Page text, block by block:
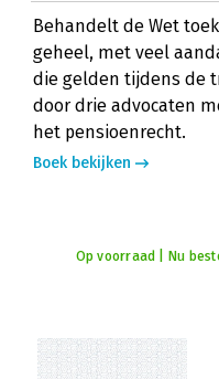
Behandelt de Wet
geheel, met veel
die gelden tijdens de
door drie advocaten
het pensioenrecht.
Boek bekijken
Op voorraad | Nu